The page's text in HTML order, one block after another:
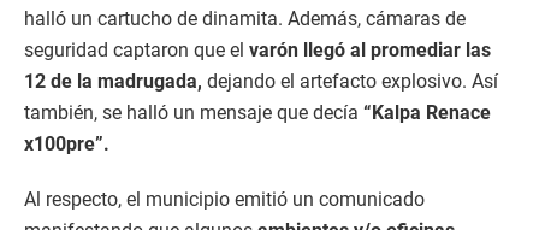
halló un cartucho de dinamita. Además, cámaras de
seguridad captaron que el varón llegó al promediar las
12 de la madrugada, dejando el artefacto explosivo. Así
también, se halló un mensaje que decía “Kalpa Renace
x100pre”.
Al respecto, el municipio emitió un comunicado